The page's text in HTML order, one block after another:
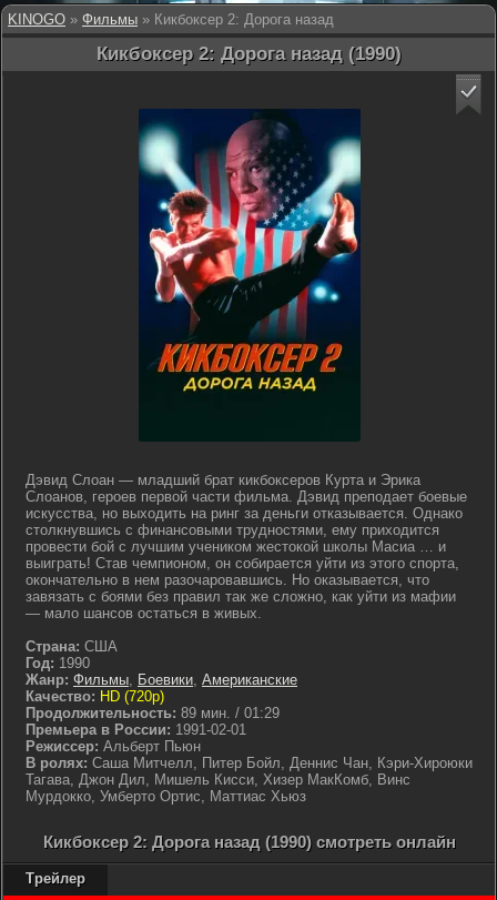
KINOGO » Фильмы » Кикбоксер 2: Дорога назад
Кикбоксер 2: Дорога назад (1990)
Дэвид Слоан — младший брат кикбоксеров Курта и Эрика
Слоанов, героев первой части фильма. Дэвид преподает боевые
искусства, но выходить на ринг за деньги отказывается. Однако
столкнувшись с финансовыми трудностями, ему приходится
провести бой с лучшим учеником жестокой школы Масиа … и
выиграть! Став чемпионом, он собирается уйти из этого спорта,
окончательно в нем разочаровавшись. Но оказывается, что
завязать с боями без правил так же сложно, как уйти из мафии
— мало шансов остаться в живых.
Страна: США
Год: 1990
Жанр: Фильмы, Боевики, Американские
Качество: HD (720p)
Продолжительность: 89 мин. / 01:29
Премьера в России: 1991-02-01
Режиссер: Альберт Пьюн
В ролях: Саша Митчелл, Питер Бойл, Деннис Чан, Кэри-Хироюки
Тагава, Джон Дил, Мишель Кисси, Хизер МакКомб, Винс
Мурдокко, Умберто Ортис, Маттиас Хьюз
Кикбоксер 2: Дорога назад (1990) смотреть онлайн
Трейлер